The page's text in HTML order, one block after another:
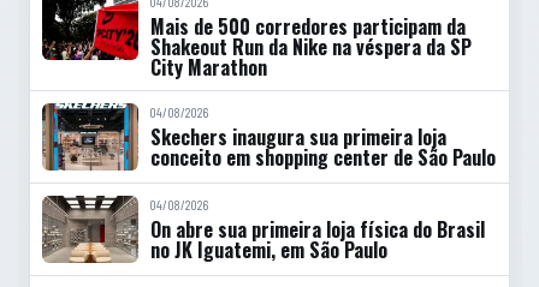
Mais de 500 corredores participam da
Shakeout Run da Nike na véspera da SP
City Marathon
04/08/2026
Skechers inaugura sua primeira loja
conceito em shopping center de São Paulo
04/08/2026
On abre sua primeira loja física do Brasil
no JK Iguatemi, em São Paulo